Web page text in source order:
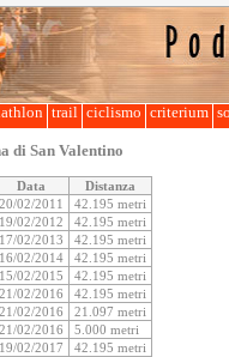
trail ciclismo criterium
di San Valentino
Data
Distanza
20/02/2011
42.195 metri
19/02/2012
42.195 metri
17/02/2013
42.195 metri
16/02/2014
42.195 metri
15/02/2015
42.195 metri
21/02/2016
42.195 metri
21/02/2016
21.097 metri
21/02/2016
5.000 metri
19/02/2017
42.195 metri